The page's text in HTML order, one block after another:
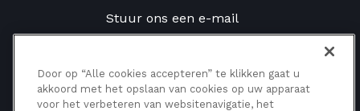
Stuur ons een e-mail
Waar kunt u ons vinden?
Rue de la Montagne, 12 1000 Bruxelles
Door op “Alle cookies accepteren” te klikken gaat u
akkoord met het opslaan van cookies op uw apparaat
voor het verbeteren van websitenavigatie, het